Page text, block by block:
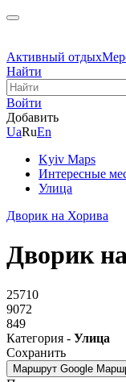
Активный отдых
Найти
Войти
Добавить
UaRuEn
Kyiv Maps
Интересные
Улица
Дворик на Хорива
Дворик
25710
9072
849
Категория - Улица
Сохранить
Маршрут Google